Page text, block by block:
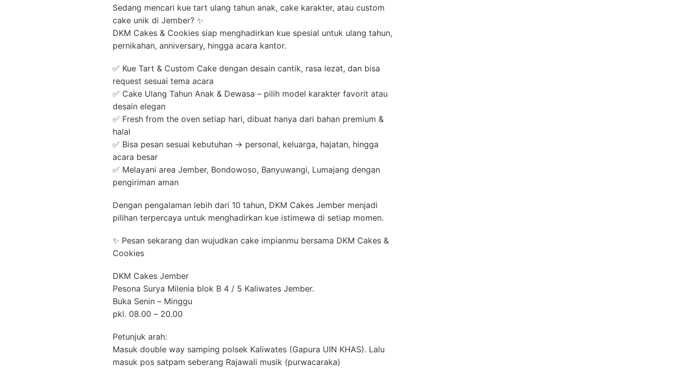
Sedang mencari kue tart ulang tahun anak, cake karakter, atau custom
cake unik di Jember? ✨
DKM Cakes & Cookies siap menghadirkan kue spesial untuk ulang tahun,
pernikahan, anniversary, hingga acara kantor.
✅ Kue Tart & Custom Cake dengan desain cantik, rasa lezat, dan bisa
request sesuai tema acara
✅ Cake Ulang Tahun Anak & Dewasa – pilih model karakter favorit atau
desain elegan
✅ Fresh from the oven setiap hari, dibuat hanya dari bahan premium &
halal
✅ Bisa pesan sesuai kebutuhan → personal, keluarga, hajatan, hingga
acara besar
✅ Melayani area Jember, Bondowoso, Banyuwangi, Lumajang dengan
pengiriman aman
Dengan pengalaman lebih dari 10 tahun, DKM Cakes Jember menjadi
pilihan terpercaya untuk menghadirkan kue istimewa di setiap momen.
✨ Pesan sekarang dan wujudkan cake impianmu bersama DKM Cakes &
Cookies
DKM Cakes Jember
Pesona Surya Milenia blok B 4 / 5 Kaliwates Jember.
Buka Senin – Minggu
pkl. 08.00 – 20.00
Petunjuk arah:
Masuk double way samping polsek Kaliwates (Gapura UIN KHAS). Lalu
masuk pos satpam seberang Rajawali musik (purwacaraka)